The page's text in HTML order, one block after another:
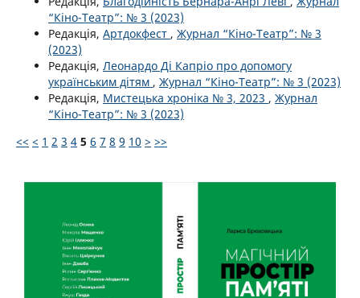
“Кіно-Театр”: № 3 (2023)
Редакція, Артдокфест , Журнал “Кіно-Театр”: № 3
(2023)
Редакція, Леонардо Ді Капріо про допомогу
українським дітям , Журнал “Кіно-Театр”: № 3 (2023)
Редакція, Мистецька хроніка № 3, 2023 , Журнал
“Кіно-Театр”: № 3 (2023)
<< < 1 2 3 4 5 6 7 8 9 10 > >>